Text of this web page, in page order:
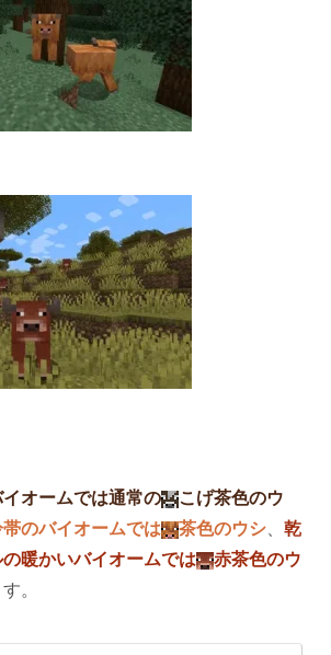
オームでは通常の
こげ茶色のウ
のバイオームでは 茶色のウシ
乾
暖かいバイオームでは
赤茶色のウ
。